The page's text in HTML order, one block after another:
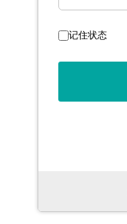
记住状态